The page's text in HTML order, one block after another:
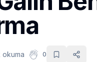
okuma 0